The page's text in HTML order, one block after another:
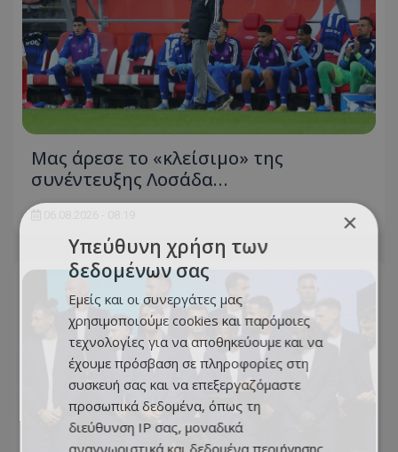
Μας άρεσε το «κλείσιμο» της
συνέντευξης Λοσάδα…
×
Υπεύθυνη χρήση των
δεδομένων σας
Εμείς και οι συνεργάτες μας
χρησιμοποιούμε cookies και παρόμοιες
τεχνολογίες για να αποθηκεύουμε και να
έχουμε πρόσβαση σε πληροφορίες στη
συσκευή σας και να επεξεργαζόμαστε
προσωπικά δεδομένα, όπως τη
διεύθυνση IP σας, μοναδικά
αναγνωριστικά και δεδομένα περιήγησης,